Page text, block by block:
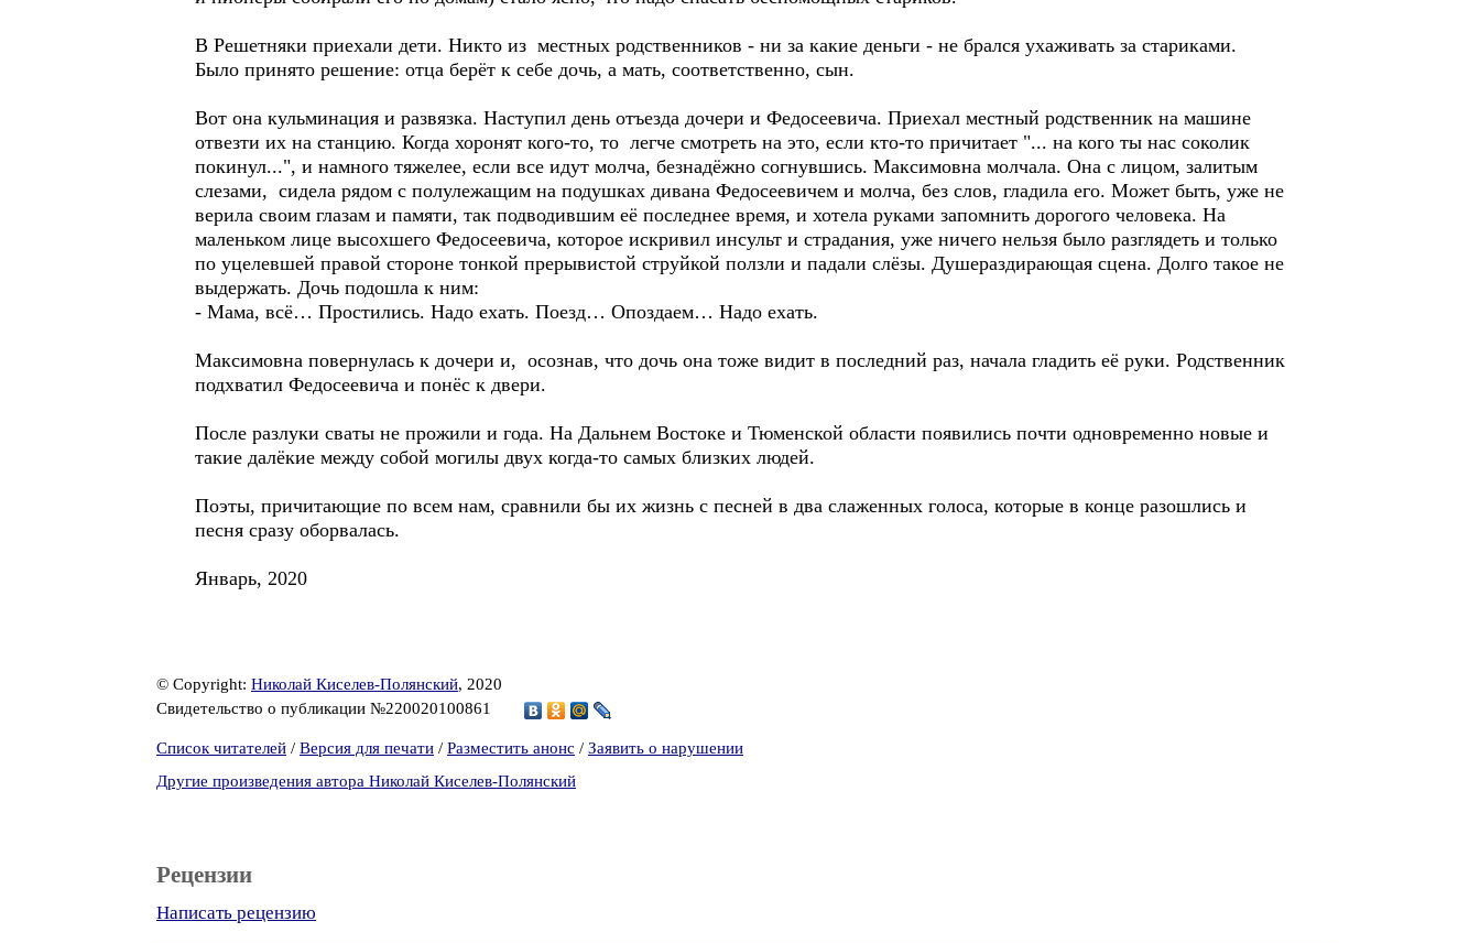
В Решетняки приехали дети. Никто из местных родственников - ни за какие деньги - не брался ухаживать за стариками.
Было принято решение: отца берёт к себе дочь, а мать, соответственно, сын.
Вот она кульминация и развязка. Наступил день отъезда дочери и Федосеевича. Приехал местный родственник на машине
отвезти их на станцию. Когда хоронят кого-то, то легче смотреть на это, если кто-то причитает "... на кого ты нас соколик
покинул...", и намного тяжелее, если все идут молча, безнадёжно согнувшись. Максимовна молчала. Она с лицом, залитым
слезами, сидела рядом с полулежащим на подушках дивана Федосеевичем и молча, без слов, гладила его. Может быть, уже не
верила своим глазам и памяти, так подводившим её последнее время, и хотела руками запомнить дорогого человека. На
маленьком лице высохшего Федосеевича, которое искривил инсульт и страдания, уже ничего нельзя было разглядеть и только
по уцелевшей правой стороне тонкой прерывистой струйкой ползли и падали слёзы. Душераздирающая сцена. Долго такое не
выдержать. Дочь подошла к ним:
- Мама, всё… Простились. Надо ехать. Поезд… Опоздаем… Надо ехать.
Максимовна повернулась к дочери и, осознав, что дочь она тоже видит в последний раз, начала гладить её руки. Родственник
подхватил Федосеевича и понёс к двери.
После разлуки сваты не прожили и года. На Дальнем Востоке и Тюменской области появились почти одновременно новые и
такие далёкие между собой могилы двух когда-то самых близких людей.
Поэты, причитающие по всем нам, сравнили бы их жизнь с песней в два слаженных голоса, которые в конце разошлись и
песня сразу оборвалась.
Январь, 2020
© Copyright: Николай Киселев-Полянский, 2020
Свидетельство о публикации №220020100861
Список читателей / Версия для печати / Разместить анонс / Заявить о нарушении
Другие произведения автора Николай Киселев-Полянский
Рецензии
Написать рецензию